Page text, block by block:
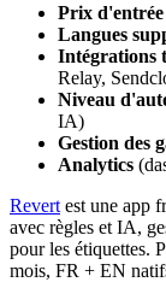
Prix d'entrée
Langues
Intégrations
Relay,
Niveau
IA)
Gestion des
Analytics
Revert est une app
avec règles et IA,
pour les étiquettes.
mois, FR + EN